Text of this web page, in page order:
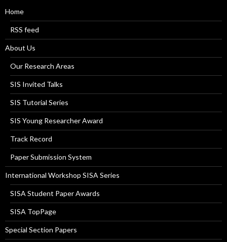
Home
RSS feed
About Us
Our Research Areas
SIS Invited Talks
SIS Tutorial Series
SIS Young Researcher Award
Track Record
Paper Submission System
International Workshop SISA Series
SISA Student Paper Awards
SISA TopPage
Special Section Papers